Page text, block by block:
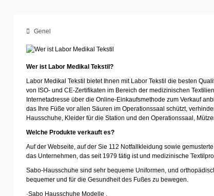
Genel
Wer ist Labor Medikal Tekstil?
Labor Medikal Tekstil bietet Ihnen mit Labor Tekstil die besten
von ISO- und CE-Zertifikaten im Bereich der medizinischen
Internetadresse über die Online-Einkaufsmethode zum Verkauf
das Ihre Füße vor allen Säuren im Operationssaal schützt,
Hausschuhe, Kleider für die Station und den Operationssaal,
Welche Produkte verkauft es?
Auf der Webseite, auf der Sie 112 Notfallkleidung sowie
das Unternehmen, das seit 1979 tätig ist und medizinische
Sabo-Hausschuhe sind sehr bequeme Uniformen, und
bequemer und für die Gesundheit des Fußes zu bewegen.
·Sabo Hausschuhe Modelle ,